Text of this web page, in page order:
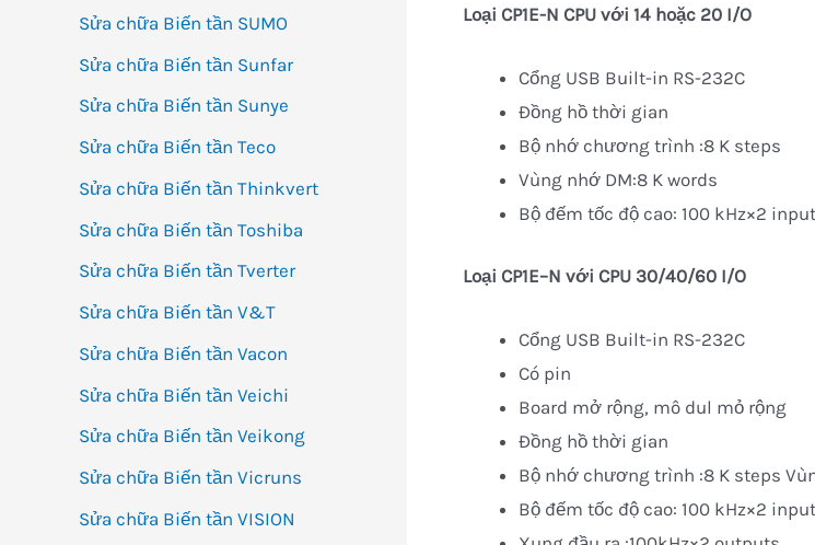
Sửa chữa Biến tần SUMO
Sửa chữa Biến tần Sunfar
Sửa chữa Biến tần Sunye
Sửa chữa Biến tần Teco
Sửa chữa Biến tần Thinkvert
Sửa chữa Biến tần Toshiba
Sửa chữa Biến tần Tverter
Sửa chữa Biến tần V&T
Sửa chữa Biến tần Vacon
Sửa chữa Biến tần Veichi
Sửa chữa Biến tần Veikong
Sửa chữa Biến tần Vicruns
Sửa chữa Biến tần VISION
Loại CP1E-N CPU với 14 hoặc 20 I/O
Cổng USB Built-in RS-232C
Đồng hồ thời gian
Bộ nhớ chương trình :8 K steps
Vùng nhớ DM:8 K words
Bộ đếm tốc độ cao: 100 kHz×2
Loại CP1E–N với CPU 30/40/60 I/O
Cổng USB Built-in RS-232C
Có pin
Board mở rộng, mô dul mỏ rộng
Đồng hồ thời gian
Bộ nhớ chương trình :8 K steps
Bộ đếm tốc độ cao: 100 kHz×2